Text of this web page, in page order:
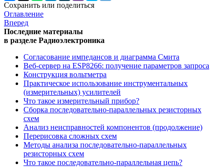
Сохранить или поделиться
Оглавление
Вперед
Последние материалы
в разделе Радиоэлектроника
Согласование импедансов и диаграмма Смита
Веб-сервер на ESP8266: получение параметров запроса
Конструкция вольтметра
Практическое использование инструментальных
(измерительных) усилителей
Что такое измерительный прибор?
Сборка последовательно-параллельных резисторных
схем
Анализ неисправностей компонентов (продолжение)
Перерисовка сложных схем
Методы анализа последовательно-параллельных
резисторных схем
Что такое последовательно-параллельная цепь?